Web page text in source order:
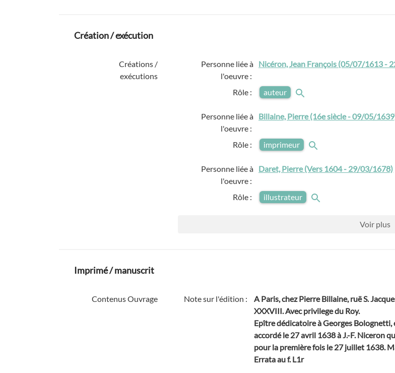
Création / exécution
Créations /
exécutions
Personne liée à
l'oeuvre :
Nicéron, Jean François (05/07/1613 -
Rôle : auteur
Personne liée à
l'oeuvre :
Billaine, Pierre (16e siècle - 09/05/
Rôle : imprimeur
Personne liée à
l'oeuvre :
Daret, Pierre (Vers 1604 - 29/03/1678)
Rôle : illustrateur
Voir plus
Imprimé / manuscrit
Contenus Ouvrage Note sur l'édition :
A Paris, chez Pierre Billaine, ruë S.
XXXVIII. Avec privilege du Roy.
Epître dédicatoire à Georges Bolognetti,
accordé le 27 avril 1638 à J.-F. Niceron
pour la première fois le 27 juillet 1638.
Errata au f. L1r